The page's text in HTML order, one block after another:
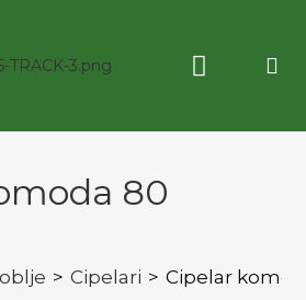
80
> Cipelari > Cipelar